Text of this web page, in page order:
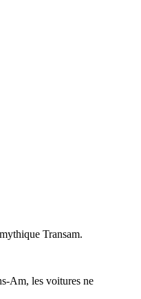
Transam.
Am, les voitures ne